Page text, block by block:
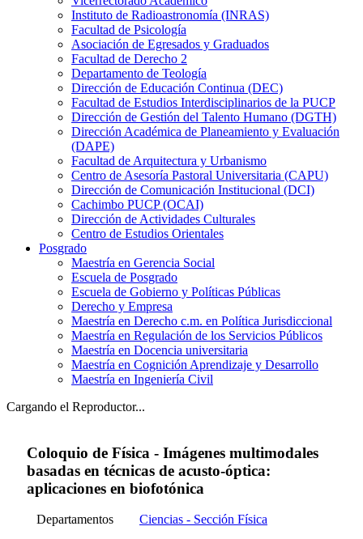
Instituto de Radioastronomía (INRAS)
Facultad de Psicología
Asociación de Egresados y Graduados
Facultad de Derecho 2
Departamento de Teología
Dirección de Educación Continua (DEC)
Facultad de Estudios Interdisciplinarios de la PUCP
Dirección de Gestión del Talento Humano (DGTH)
Dirección Académica de Planeamiento y Evaluación
(DAPE)
Facultad de Arquitectura y Urbanismo
Centro de Asesoría Pastoral Universitaria (CAPU)
Dirección de Comunicación Institucional (DCI)
Cachimbo PUCP (OCAI)
Dirección de Actividades Culturales
Centro de Estudios Orientales
Posgrado
Maestría en Gerencia Social
Escuela de Posgrado
Escuela de Gobierno y Políticas Públicas
Derecho y Empresa
Maestría en Derecho c.m. en Política Jurisdiccional
Maestría en Regulación de los Servicios Públicos
Maestría en Docencia universitaria
Maestría en Cognición Aprendizaje y Desarrollo
Maestría en Ingeniería Civil
Cargando el Reproductor...
Coloquio de Física - Imágenes multimodales
basadas en técnicas de acusto-óptica:
aplicaciones en biofotónica
Departamentos
Ciencias - Sección Física